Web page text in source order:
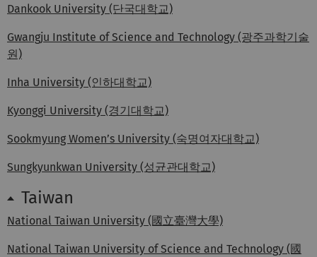
Dankook University (단국대학교)
Gwangju Institute of Science and Technology (광주과학기술
원)
Inha University (인하대학교)
Kyonggi University (경기대학교)
Sookmyung Women’s University (숙명여자대학교)
Sungkyunkwan University (성균관대학교)
Taiwan
National Taiwan University (國立臺灣大學)
National Taiwan University of Science and Technology (國